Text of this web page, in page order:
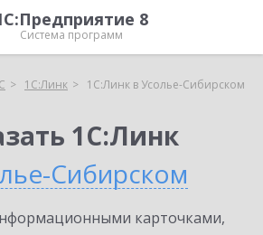
8
Система программ
1С:Линк 1С:Линк в Усолье-Сибирском
1С:Линк
Сибирском
карточками,